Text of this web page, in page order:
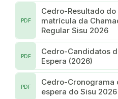
Cedro-Resultado do
matrícula da
Regular Sisu 2026
PDF
Cedro-Candidatos
Espera (2026)
PDF
Cedro-Cronograma
espera do Sisu 2026
PDF